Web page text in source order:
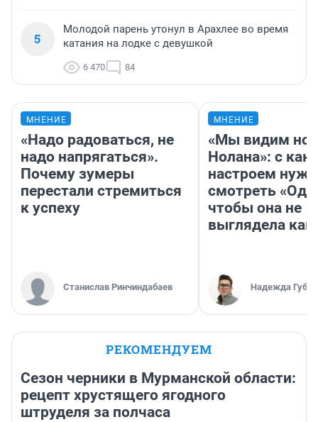
5
Молодой парень утонул в Арахлее во время
катания на лодке с девушкой
6 470 84
МНЕНИЕ
«Надо радоваться, не
надо напрягаться».
Почему зумеры
перестали стремиться
к успеху
Станислав Ринчиндабаев
МНЕНИЕ
«Мы видим
Нолана»: с
настроем
смотреть
чтобы она не
выглядела как
Надежда
РЕКОМЕНДУЕМ
Сезон черники в Мурманской области:
рецепт хрустящего ягодного
штруделя за полчаса